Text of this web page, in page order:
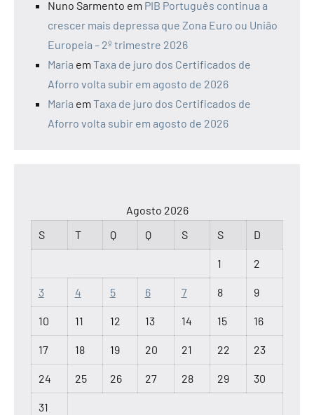
Nuno Sarmento em PIB Português continua a
crescer mais depressa que Zona Euro ou União
Europeia – 2º trimestre 2026
Maria em Taxa de juro dos Certificados de
Aforro volta subir em agosto de 2026
Maria em Taxa de juro dos Certificados de
Aforro volta subir em agosto de 2026
Agosto 2026
S
T Q Q S S D
1 2
3 4 5 6 7 8 9
10 11 12 13 14 15 16
17 18 19 20 21 22 23
24 25 26 27 28 29 30
31